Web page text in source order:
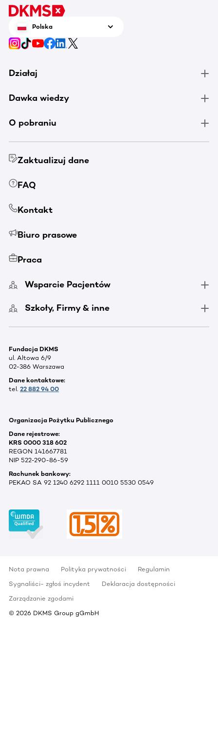
Polska
Działaj
Dawka wiedzy
O pobraniu
Zaktualizuj dane
FAQ
Kontakt
Biuro prasowe
Praca
Wsparcie Pacjentów
Szkoły, Firmy & inne
Fundacja DKMS
ul. Altowa 6/9
02-386 Warszawa
Dane kontaktowe:
tel. 22 882 94 00
Organizacja Pożytku Publicznego
Dane rejestrowe:
KRS 0000 318 602
REGON 141667781
NIP 522-290-86-59
Rachunek bankowy:
PEKAO SA 92 1240 6292 1111 0010 5530 0549
Nota prawna Polityka prywatności
Regulamin
Sygnaliści- zgłoś incydent
Deklaracja dostępności
Zarządzanie zgodami
© 2026 DKMS Group gGmbH